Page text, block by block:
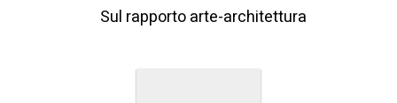
Sul rapporto arte-architettura